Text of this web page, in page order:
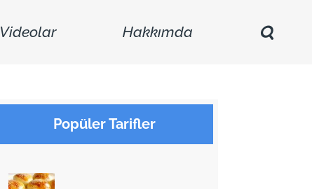
Videolar Hakkımda
Popüler Tarifler